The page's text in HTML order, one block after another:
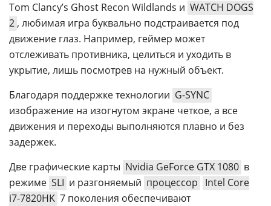
Tom Clancy’s Ghost Recon Wildlands и WATCH DOGS
2 , любимая игра буквально подстраивается под
движение глаз. Например, геймер может
отслеживать противника, целиться и уходить в
укрытие, лишь посмотрев на нужный объект.
Благодаря поддержке технологии G-SYNC
изображение на изогнутом экране четкое, а все
движения и переходы выполняются плавно и без
задержек.
Две графические карты Nvidia GeForce GTX 1080 в
режиме SLI и разгоняемый процессор
Intel Core
i7-7820HK 7 поколения обеспечивают